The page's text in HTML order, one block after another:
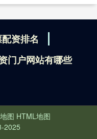
资排名
门户网站有哪些
图 HTML地图
2025